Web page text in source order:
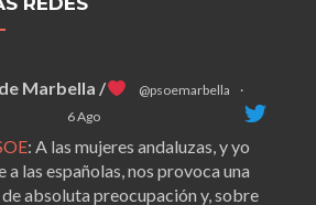
Marbella / @psoemarbella
·
6 Ago
: A las mujeres andaluzas, y yo
a las españolas, nos provoca una
absoluta preocupación y, sobre